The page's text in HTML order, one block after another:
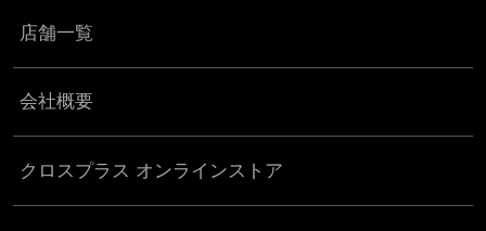
店舗一覧
会社概要
クロスプラス オンラインストア